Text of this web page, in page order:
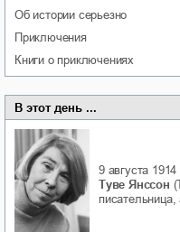
об истории серьезно
приключения
книги о приключениях
В этот день ...
9 августа 1914
Туве Янссон
писательница,